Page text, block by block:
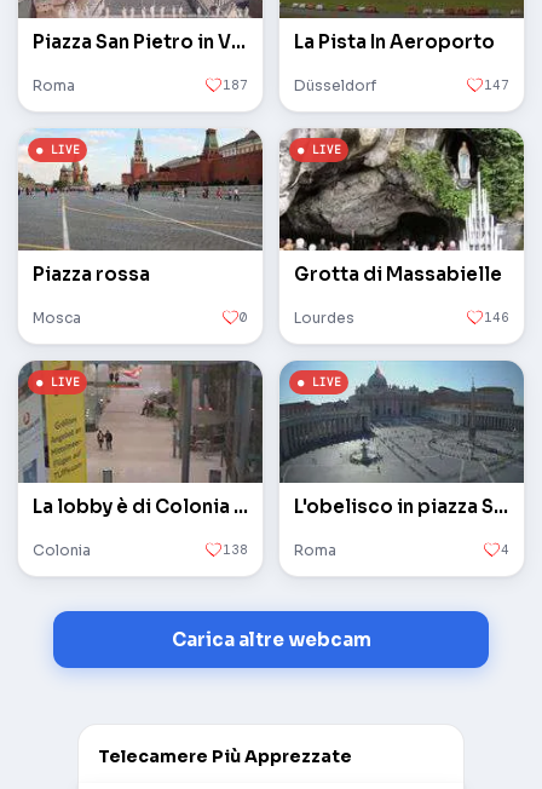
Piazza San Pietro in Vaticano
Roma 187
La Pista In Aeroporto
Düsseldorf 147
Piazza rossa
Mosca 0
Grotta di Massabielle
Lourdes 146
La lobby è di Colonia / Bonn
Colonia 138
L'obelisco in piazza San Pietro in Vaticano
Roma 4
Carica altre webcam
Telecamere Più Apprezzate